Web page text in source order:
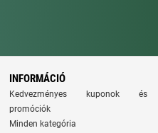
INFORMÁCIÓ
Kedvezményes kuponok és
promóciók
Minden kategória